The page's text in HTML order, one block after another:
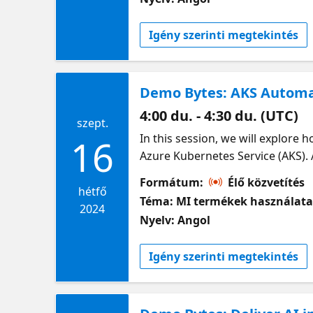
This series is part of the “Build
Igény szerinti megtekintés
szept.
16
hétfő
2024
Demo Bytes: AKS
4:00 du. - 4:30 du. (UTC)
In this session, we will explore
Azure Kubernetes Service
but also ensure consistent and
including continuous
Dockerfiles and Kubernetes
to leverage the Azure Portal for
just getting started, this session
Formátum:
Élő közvetítés
Téma: MI termékek használata
Nyelv: Angol
Igény szerinti megtekintés